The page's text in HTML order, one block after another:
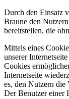
Durch den Einsatz
Braune den
bereitstellen, die
Mittels eines
unserer
Cookies
Internetseite
es, den Nutzern die
Der Benutzer einer